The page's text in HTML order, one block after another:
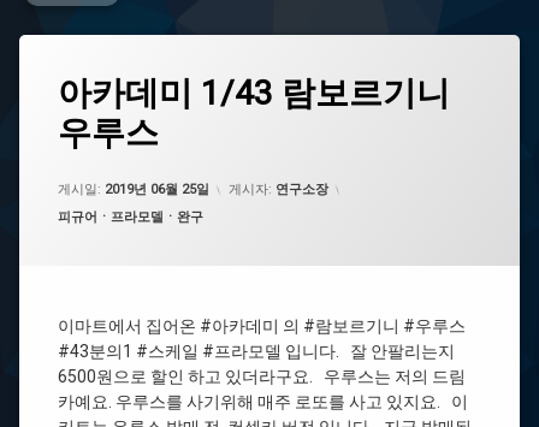
아카데미 1/43 람보르기니
우루스
게시일: 2019년 06월 25일 게시자: 연구소장
카테고리:
피규어ㆍ프라모델ㆍ완구
이마트에서 집어온 #아카데미 의 #람보르기니 #우루스
#43분의1 #스케일 #프라모델 입니다. 잘 안팔리는지
6500원으로 할인 하고 있더라구요. 우루스는 저의 드림
카예요. 우루스를 사기위해 매주 로또를 사고 있지요. 이
아
카
데
람
보
루
스
에
댓
글
기
세